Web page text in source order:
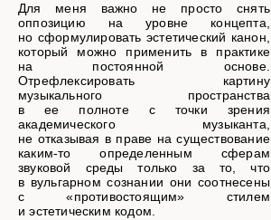
Для меня важно не просто снять
оппозицию на уровне концепта,
но сформулировать эстетический канон,
который можно применить в практике
на постоянной основе.
Отрефлексировать картину
музыкального пространства
в ее полноте с точки зрения
академического музыканта,
не отказывая в праве на существование
каким-то определенным сферам
звуковой среды только за то, что
в вульгарном сознании они соотнесены
с «противостоящим» стилем
и эстетическим кодом.